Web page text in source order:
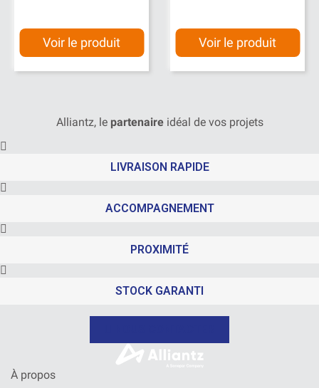
Voir le produit Voir le produit
Alliantz, le partenaireidéal de vos projets
LIVRAISON RAPIDE
ACCOMPAGNEMENT
PROXIMITÉ
STOCK GARANTI
À propos